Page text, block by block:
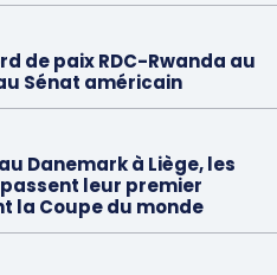
de paix RDC-Rwanda au
Sénat américain
Danemark à Liège, les
passent leur premier
la Coupe du monde